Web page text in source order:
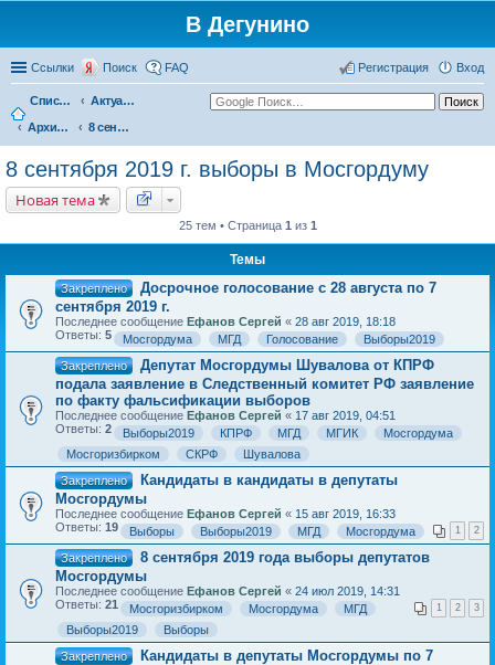
В Дегунино
Ссылки Поиск FAQ Вход
Регистрация
Список форумов
Актуальные вопросы
Архив событий
8 сентября 2019 г. выборы в Мосгордуму
8 сентября 2019 г. выборы в Мосгордуму
Новая тема
25 тем • Страница 1 из 1
Темы
Закреплено
Досрочное голосование с 28 августа по 7
сентября 2019 г.
Последнее сообщение Ефанов Сергей « 28 авг 2019, 18:18
Ответы: 5 Мосгордума МГД Голосование
Выборы2019
Закреплено
Депутат Мосгордумы Шувалова от КПРФ
подала заявление в Следственный комитет РФ заявление
по факту фальсификации выборов
Последнее сообщение Ефанов Сергей « 17 авг 2019, 04:51
Ответы: 2 Выборы2019 КПРФ МГД МГИК
Мосгордума
Мосгоризбирком
СКРФ
Шувалова
Закреплено
Кандидаты в кандидаты в депутаты
Мосгордумы
Последнее сообщение Ефанов Сергей « 15 авг 2019, 16:33
Ответы: 19 1 2
Выборы Выборы2019 МГД
Мосгордума
Закреплено
8 сентября 2019 года выборы депутатов
Мосгордумы
Последнее сообщение Ефанов Сергей « 24 июл 2019, 14:31
Ответы: 21 1 2 3
Мосгоризбирком Мосгордума
МГД
Выборы2019
Выборы
Закреплено
Кандидаты в депутаты Мосгордумы по 7